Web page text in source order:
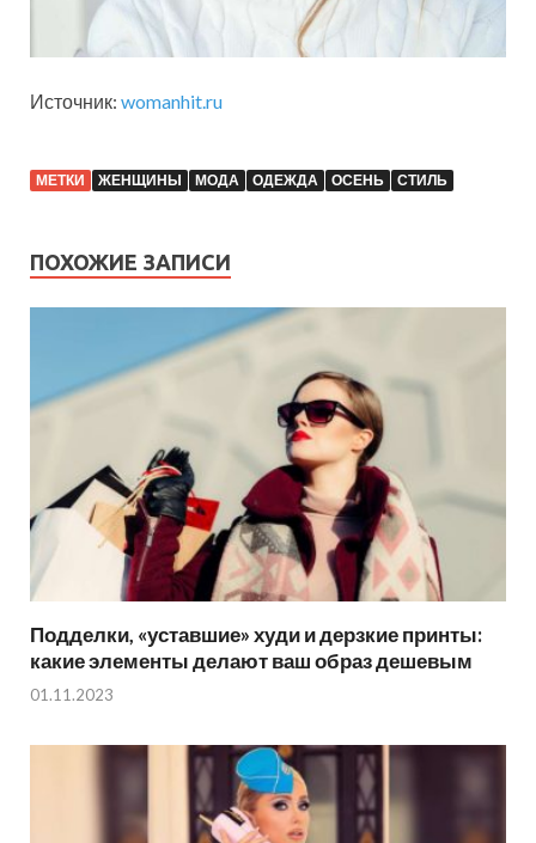
Источник: womanhit.ru
МЕТКИ ЖЕНЩИНЫ МОДА ОДЕЖДА ОСЕНЬ СТИЛЬ
ПОХОЖИЕ ЗАПИСИ
Подделки, «уставшие» худи и дерзкие принты:
какие элементы делают ваш образ дешевым
01.11.2023